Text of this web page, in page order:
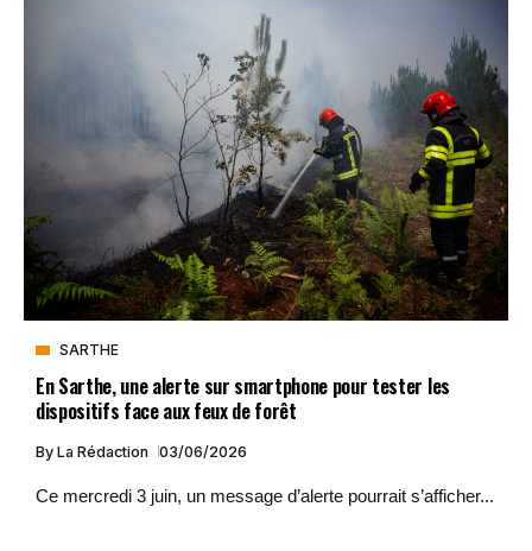
SARTHE
En Sarthe, une alerte sur smartphone pour tester les
dispositifs face aux feux de forêt
By La Rédaction 03/06/2026
Ce mercredi 3 juin, un message d’alerte pourrait s’afficher...